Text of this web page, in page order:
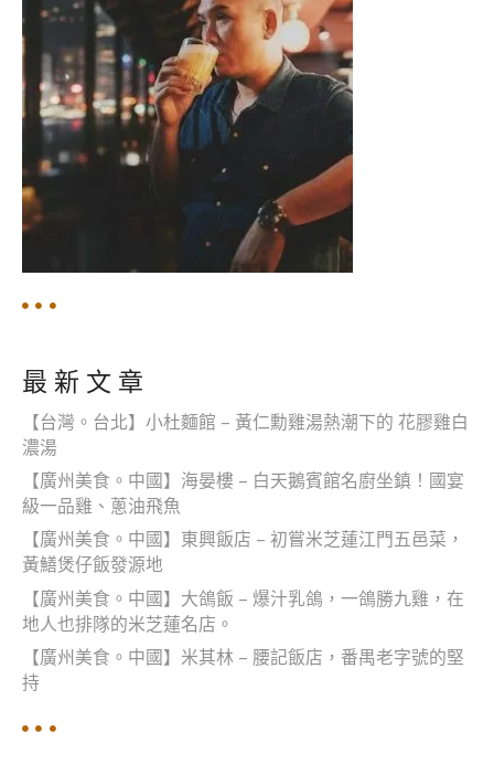
最 新 文 章
【台灣。台北】小杜麵館 – 黃仁勳雞湯熱潮下的 花膠雞白
濃湯
【廣州美食。中國】海晏樓 – 白天鵝賓館名廚坐鎮！國宴
級一品雞、蔥油飛魚
【廣州美食。中國】東興飯店 – 初嘗米芝蓮江門五邑菜，
黃鱔煲仔飯發源地
【廣州美食。中國】大鴿飯 – 爆汁乳鴿，一鴿勝九雞，在
地人也排隊的米芝蓮名店。
【廣州美食。中國】米其林 – 腰記飯店，番禺老字號的堅
持